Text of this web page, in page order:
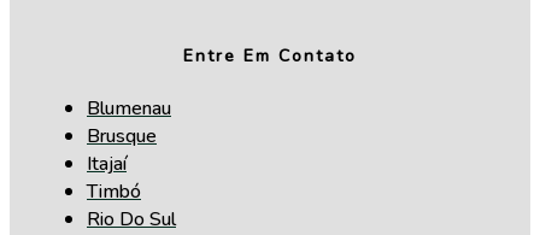
Entre Em Contato
Blumenau
Brusque
Itajaí
Timbó
Rio Do Sul